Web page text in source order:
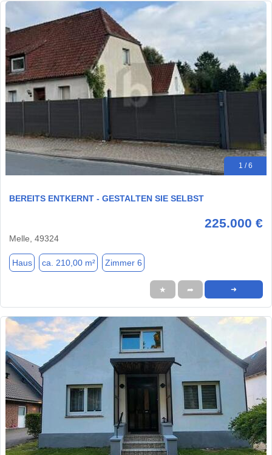
1 / 6
BEREITS ENTKERNT - GESTALTEN SIE SELBST
225.000 €
Melle, 49324
Haus ca. 210,00 m² Zimmer 6
★ ➦ ➜